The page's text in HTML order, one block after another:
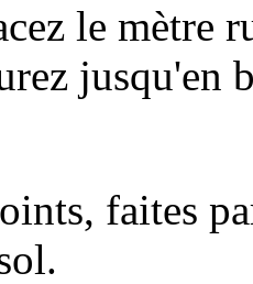
le mètre
jusqu'en
faites